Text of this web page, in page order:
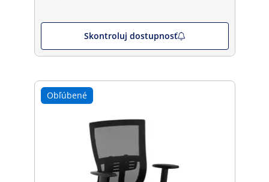
Skontroluj dostupnosť
Obľúbené